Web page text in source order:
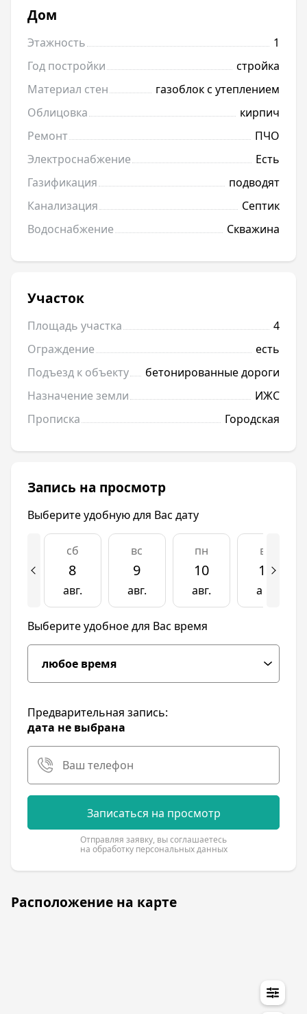
Дом
Этажность
1
Год постройки
стройка
Материал стен
газоблок с утеплением
Облицовка
кирпич
Ремонт
ПЧО
Электроснабжение
Есть
Газификация
подводят
Канализация
Септик
Водоснабжение
Скважина
Участок
Площадь участка
4
Ограждение
есть
Подъезд к объекту
бетонированные дороги
Назначение земли
ИЖС
Прописка
Городская
Запись на просмотр
Выберите удобную для Вас дату
сб
8
авг.
вс
9
авг.
пн
10
авг.
вт
11
авг.
Выберите удобное для Вас время
Предварительная запись:
дата не выбрана
Записаться на просмотр
Отправляя заявку, вы соглашаетесь
на обработку персональных данных
Расположение на карте